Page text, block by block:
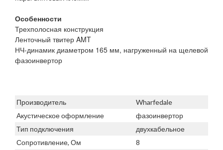
Особенности
Трехполосная конструкция
Ленточный твитер AMT
НЧ-динамик диаметром 165 мм, нагруженный на щелевой
фазоинвертор
Производитель
Wharfedale
Акустическое оформление
фазоинвертор
Тип подключения
двухкабельное
Сопротивление, Ом
8